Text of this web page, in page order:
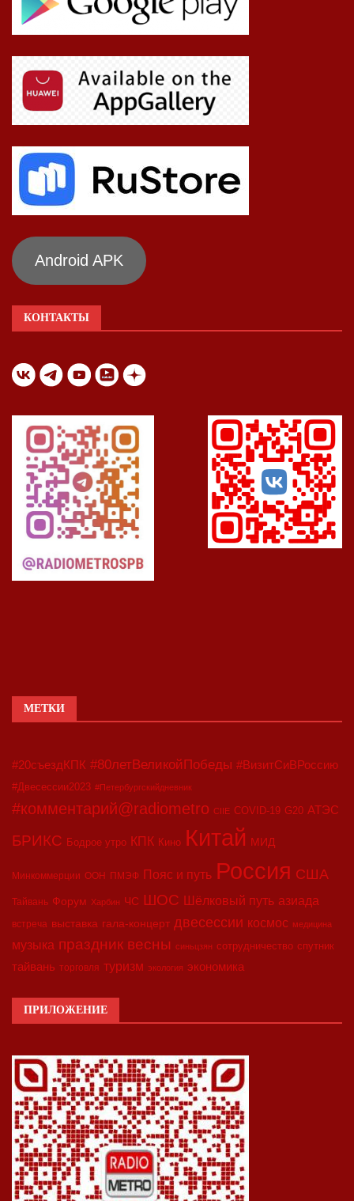
Android APK
КОНТАКТЫ
МЕТКИ
#20съездКПК #80летВеликойПобеды #ВизитСиВРоссию
#Двесессии2023 #Петербургскийдневник
#комментарий@radiometro CIIE COVID-19 G20 АТЭС
БРИКС Бодрое утро КПК Кино Китай МИД
Минкоммерции ООН ПМЭФ Пояс и путь Россия США
Тайвань Форум Харбин ЧС ШОС Шёлковый путь азиада
встреча выставка гала-концерт двесессии космос медицина
музыка праздник весны синьцзян сотрудничество спутник
тайвань торговля туризм экология экономика
ПРИЛОЖЕНИЕ